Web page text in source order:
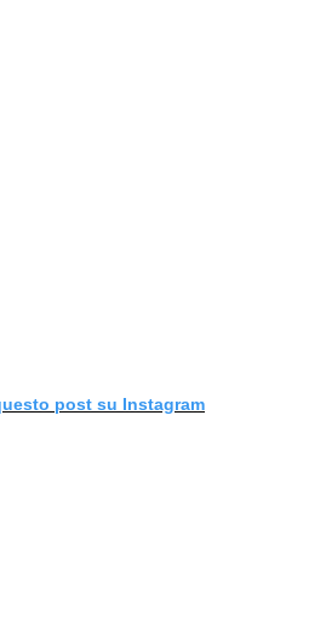
post su Instagram